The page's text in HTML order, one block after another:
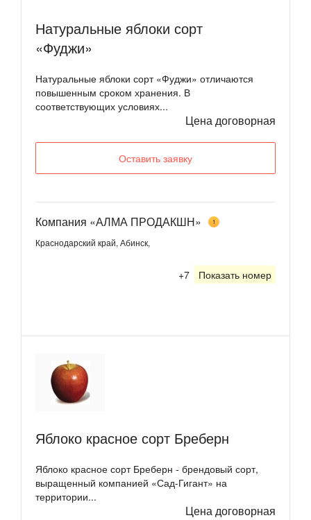
Натуральные яблоки сорт
«Фуджи»
Натуральные яблоки сорт «Фуджи» отличаются
повышенным сроком хранения. В
соответствующих условиях...
Цена договорная
Оставить заявку
Компания «АЛМА ПРОДАКШН» 1
Краснодарский край, Абинск,
+7 Показать номер
Яблоко красное сорт Бреберн
Яблоко красное сорт Бреберн - брендовый сорт,
выращенный компанией «Сад-Гигант» на
территории...
Цена договорная